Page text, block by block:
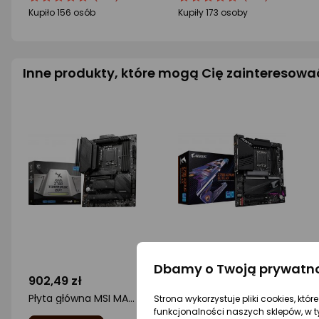
produktu
produktu
Kupiło 156 osób
produktu
produktu
Kupiły 173 osoby
Inne produkty, które mogą Cię
902,49 zł
Płyta główna MSI MAG Z790 TOMAHAWK WIFI
999 zł
Płyta główna Gigabyte Z790 AORUS ELITE AX
Dbamy o Twoją
Strona wykorzystuje pliki cookies,
funkcjonalności naszych sklepów, w